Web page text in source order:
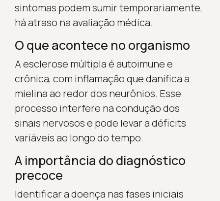
sintomas podem sumir temporariamente,
há atraso na avaliação médica.
O que acontece no organismo
A esclerose múltipla é autoimune e
crônica, com inflamação que danifica a
mielina ao redor dos neurônios. Esse
processo interfere na condução dos
sinais nervosos e pode levar a déficits
variáveis ao longo do tempo.
A importância do diagnóstico
precoce
Identificar a doença nas fases iniciais